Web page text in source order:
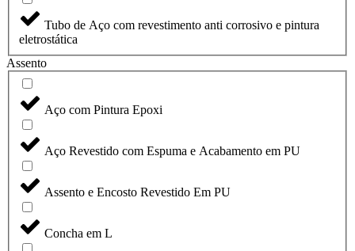
Tubo de Aço com revestimento anti corrosivo e pintura
eletrostática
Assento
Aço com Pintura Epoxi
Aço Revestido com Espuma e Acabamento em PU
Assento e Encosto Revestido Em PU
Concha em L